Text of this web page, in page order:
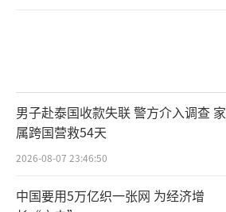
男子赴泰国收款失联 警方介入调查 家
属跨国营救54天
2026-08-07 23:46:50
中国要用5万亿织一张网 为经济增